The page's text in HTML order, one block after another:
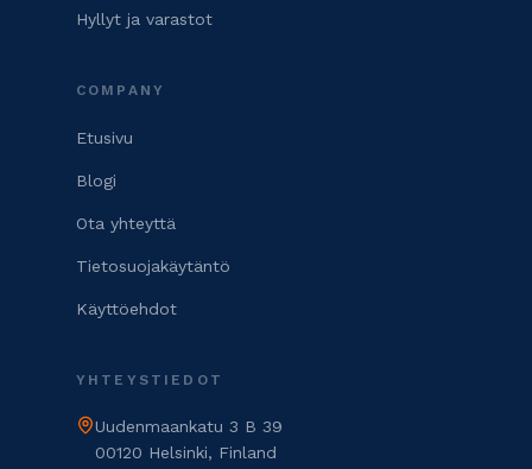
Hyllyt ja varastot
COMPANY
Etusivu
Blogi
Ota yhteyttä
Tietosuojakäytäntö
Käyttöehdot
YHTEYSTIEDOT
Uudenmaankatu 3 B 39
00120 Helsinki, Finland